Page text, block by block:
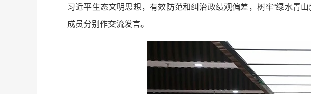
习近平生态文明思想，有效防范和纠治政绩观偏差，树牢“绿水青
成员分别作交流发言。